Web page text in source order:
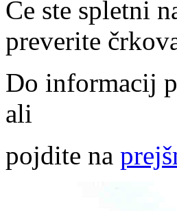
Če ste spletni
preverite
Do informacij
ali
pojdite na